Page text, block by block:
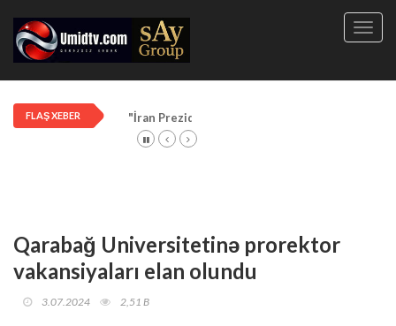
FLAŞ XEBER "İran Prezidenti: Azərbaycan müharibədə bizə
Qarabağ Universitetinə prorektor
vakansiyaları elan olundu
3.07.2024 2,51 B